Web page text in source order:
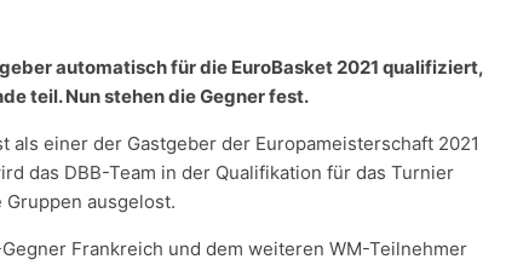
automatisch für die EuroBasket 2021 qualifiziert,
teil. Nun stehen die Gegner fest.
einer der Gastgeber der Europameisterschaft 2021
das DBB-Team in der Qualifikation für das Turnier
ausgelost.
Frankreich und dem weiteren WM-Teilnehmer